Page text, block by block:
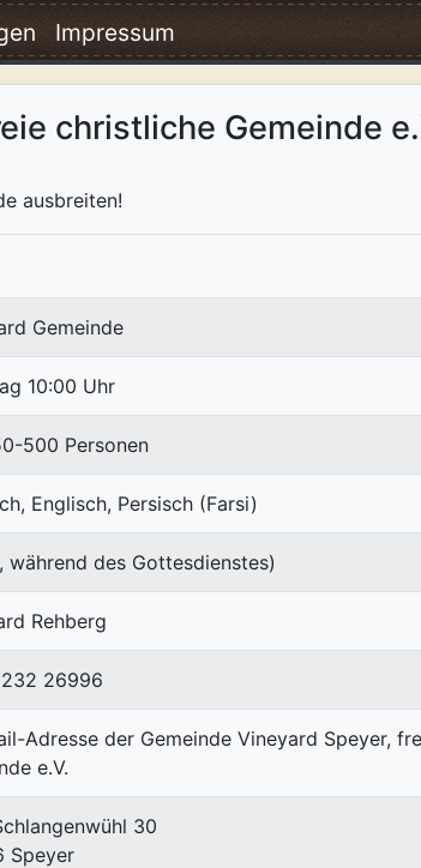
Impressum
christliche Gemeinde
ausbreiten!
Gemeinde
10:00 Uhr
500 Personen
Englisch, Persisch (Farsi)
während des Gottesdienstes)
Rehberg
26996
30
Speyer